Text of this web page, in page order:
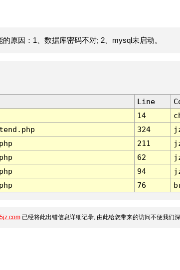
原因：1、数据库密码不对; 2、mysql未启动。
Line
14
324
211
62
94
76
已经将此出错信息详细记录, 由此给您带来的访问不便我们